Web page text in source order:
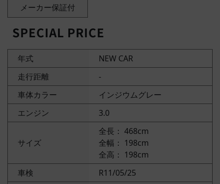
メーカー保証付
SPECIAL PRICE
年式
NEW CAR
走行距離
-
車体カラー
インジウムグレー
エンジン
3.0
サイズ
全長： 468cm
全幅： 198cm
全高： 198cm
車検
R11/05/25